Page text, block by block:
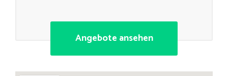
Angebote ansehen